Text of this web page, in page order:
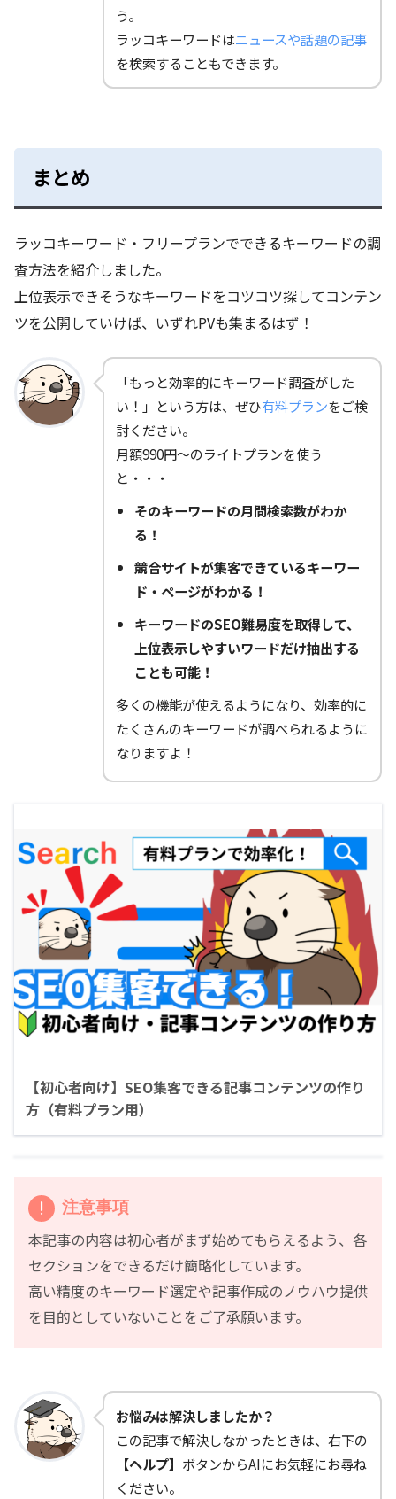
う。
ラッコキーワードはニュースや話題の記事
を検索することもできます。
まとめ
ラッコキーワード・フリープランでできるキーワードの調
査方法を紹介しました。
上位表示できそうなキーワードをコツコツ探してコンテン
ツを公開していけば、いずれPVも集まるはず！
「もっと効率的にキーワード調査がした
い！」という方は、ぜひ有料プランをご検
討ください。
月額990円～のライトプランを使う
と・・・
そのキーワードの月間検索数がわか
る！
競合サイトが集客できているキーワー
ド・ページがわかる！
キーワードのSEO難易度を取得して、
上位表示しやすいワードだけ抽出する
ことも可能！
多くの機能が使えるようになり、効率的に
たくさんのキーワードが調べられるように
なりますよ！
【初心者向け】SEO集客できる記事コンテンツの作り
方（有料プラン用）
注意事項
本記事の内容は初心者がまず始めてもらえるよう、各
セクションをできるだけ簡略化しています。
高い精度のキーワード選定や記事作成のノウハウ提供
を目的としていないことをご了承願います。
お悩みは解決しましたか？
この記事で解決しなかったときは、右下の
【ヘルプ】 ボタンからAIにお気軽にお尋ね
ください。